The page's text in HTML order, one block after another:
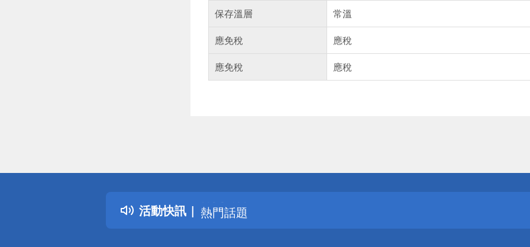
保存溫層
常溫
應免稅
應稅
應免稅
應稅
活動快訊
詐騙網頁！請小心！
得獎公告
熱門話題
銀行優惠